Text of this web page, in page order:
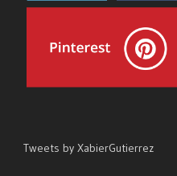
Tweets by XabierGutierrez